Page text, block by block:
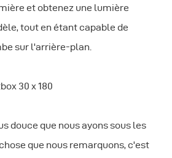
et obtenez une lumière
tout en étant capable de
sur l'arrière-plan.
30 x 180
douce que nous ayons sous les
que nous remarquons, c'est